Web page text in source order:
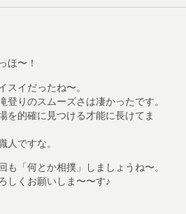
ほ〜！
スイだったね〜。
登りのスムーズさは凄かったです。
を的確に見つける才能に長けてま
人ですな。
も「何とか相撲」しましょうね〜。
しくお願いしま〜〜す♪